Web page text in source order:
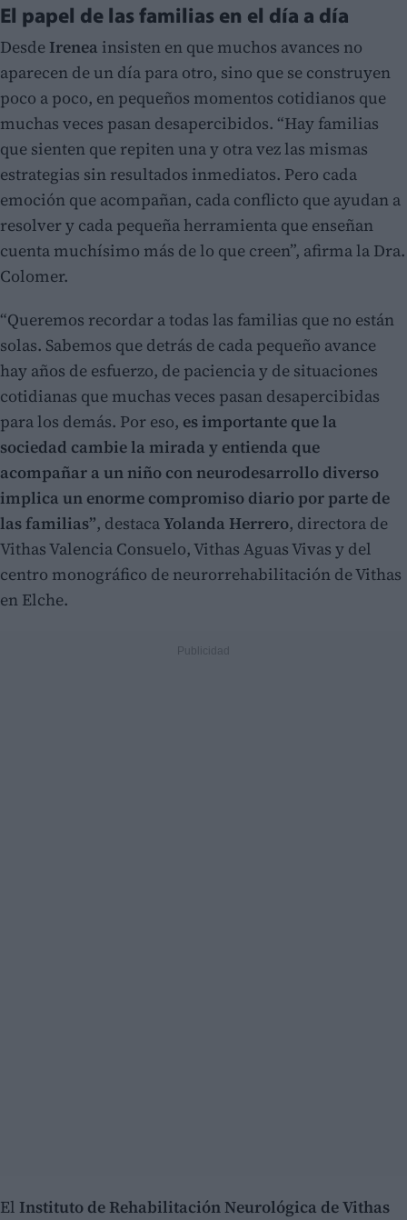
El papel de las familias en el día a día
Desde Irenea insisten en que muchos avances no
aparecen de un día para otro, sino que se construyen
poco a poco, en pequeños momentos cotidianos que
muchas veces pasan desapercibidos. “Hay familias
que sienten que repiten una y otra vez las mismas
estrategias sin resultados inmediatos. Pero cada
emoción que acompañan, cada conflicto que ayudan a
resolver y cada pequeña herramienta que enseñan
cuenta muchísimo más de lo que creen”, afirma la Dra.
Colomer.
“Queremos recordar a todas las familias que no están
solas. Sabemos que detrás de cada pequeño avance
hay años de esfuerzo, de paciencia y de situaciones
cotidianas que muchas veces pasan desapercibidas
para los demás. Por eso, es importante que la
sociedad cambie la mirada y entienda que
acompañar a un niño con neurodesarrollo diverso
implica un enorme compromiso diario por parte de
las familias”, destacaYolanda Herrero, directora de
Vithas Valencia Consuelo, Vithas Aguas Vivas y del
centro monográfico de neurorrehabilitación de Vithas
en Elche.
El Instituto de Rehabilitación Neurológica de Vithas